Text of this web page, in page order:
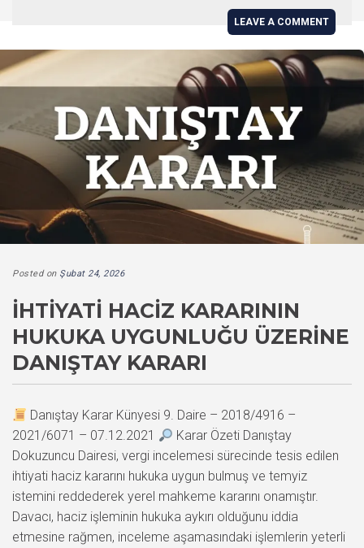
LEAVE A COMMENT
Posted on Şubat 24, 2026
İHTIYATI HACIZ KARARININ
HUKUKA UYGUNLUĞU ÜZERINE
DANIŞTAY KARARI
Danıştay Karar Künyesi 9. Daire – 2018/4916 –
2021/6071 – 07.12.2021
Karar Özeti Danıştay
Dokuzuncu Dairesi, vergi incelemesi sürecinde tesis edilen
ihtiyati haciz kararını hukuka uygun bulmuş ve temyiz
istemini reddederek yerel mahkeme kararını onamıştır.
Davacı, haciz işleminin hukuka aykırı olduğunu iddia
etmesine rağmen, inceleme aşamasındaki işlemlerin yeterli